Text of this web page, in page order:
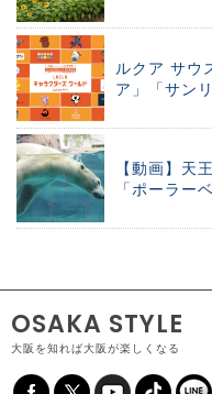
ルクア サウ
ア」「サン
【動画】天
「ポーラ
OSAKA STYLE
大阪を知れば大阪が楽しくなる